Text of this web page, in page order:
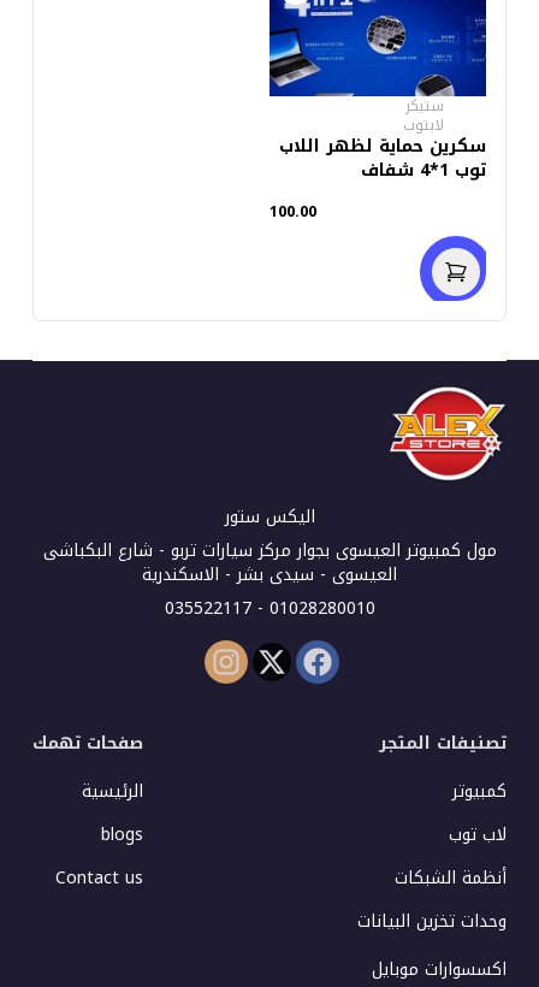
ستيكر
لابتوب
سكرين حماية لظهر اللاب
توب 1*4 شفاف
100.00
اليكس ستور
مول كمبيوتر العيسوى بجوار مركز سيارات تربو - شارع البكباشى
العيسوى - سيدى بشر - الاسكندرية
01028280010 - 035522117
تصنيفات المتجر
كمبيوتر
لاب توب
أنظمة الشبكات
وحدات تخزين البيانات
اكسسوارات موبايل
صفحات تهمك
الرئيسية
blogs
Contact us